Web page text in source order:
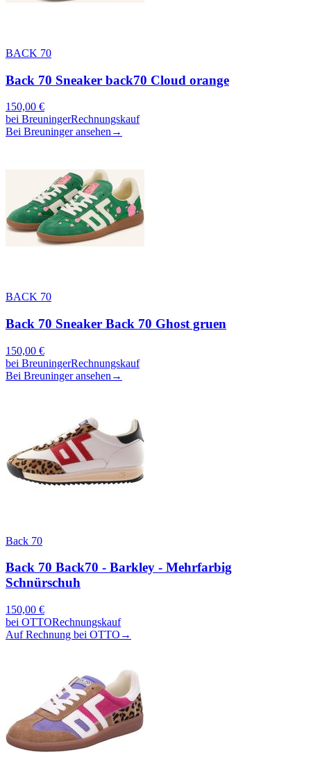
BACK 70
Back 70 Sneaker back70 Cloud orange
150,00 €
bei BreuningerRechnungskauf
Bei Breuninger ansehen →
BACK 70
Back 70 Sneaker Back 70 Ghost gruen
150,00 €
bei BreuningerRechnungskauf
Bei Breuninger ansehen →
Back 70
Back 70 Back70 - Barkley - Mehrfarbig
Schnürschuh
150,00 €
bei OTTORechnungskauf
Auf Rechnung bei OTTO →